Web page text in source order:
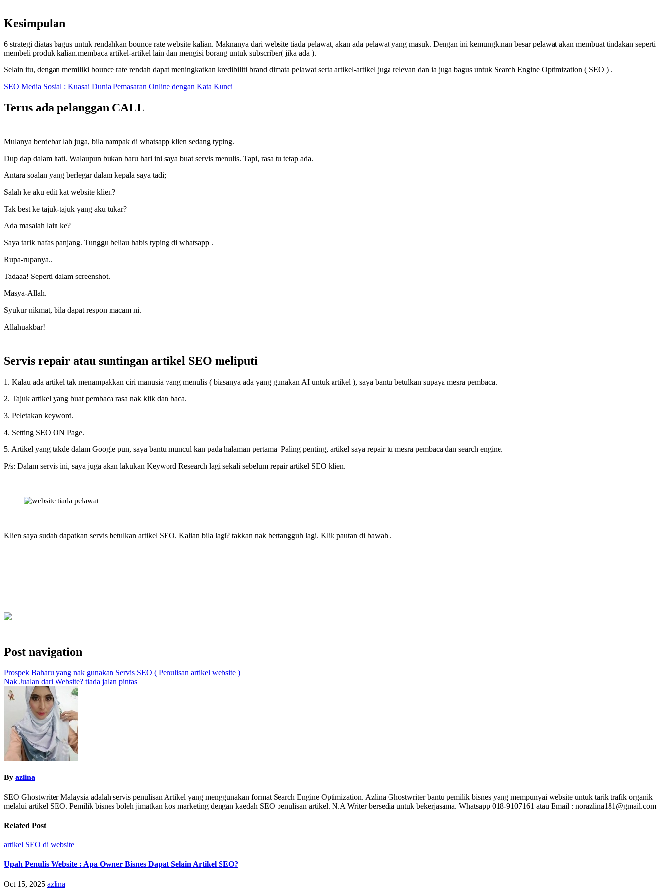
Kesimpulan
6 strategi diatas bagus untuk rendahkan bounce rate website kalian. Maknanya dari website tiada pelawat, akan ada pelawat yang masuk. Dengan ini kemungkinan besar pelawat akan membuat tindakan seperti
membeli produk kalian,membaca artikel-artikel lain dan mengisi borang untuk subscriber( jika ada ).
Selain itu, dengan memiliki bounce rate rendah dapat meningkatkan kredibiliti brand dimata pelawat serta artikel-artikel juga relevan dan ia juga bagus untuk Search Engine Optimization ( SEO ) .
SEO Media Sosial : Kuasai Dunia Pemasaran Online dengan Kata Kunci
Terus ada pelanggan CALL
Mulanya berdebar lah juga, bila nampak di whatsapp klien sedang typing.
Dup dap dalam hati. Walaupun bukan baru hari ini saya buat servis menulis. Tapi, rasa tu tetap ada.
Antara soalan yang berlegar dalam kepala saya tadi;
Salah ke aku edit kat website klien?
Tak best ke tajuk-tajuk yang aku tukar?
Ada masalah lain ke?
Saya tarik nafas panjang. Tunggu beliau habis typing di whatsapp .
Rupa-rupanya..
Tadaaa! Seperti dalam screenshot.
Masya-Allah.
Syukur nikmat, bila dapat respon macam ni.
Allahuakbar!
Servis repair atau suntingan artikel SEO meliputi
1. Kalau ada artikel tak menampakkan ciri manusia yang menulis ( biasanya ada yang gunakan AI untuk artikel ), saya bantu betulkan supaya mesra pembaca.
2. Tajuk artikel yang buat pembaca rasa nak klik dan baca.
3. Peletakan keyword.
4. Setting SEO ON Page.
5. Artikel yang takde dalam Google pun, saya bantu muncul kan pada halaman pertama. Paling penting, artikel saya repair tu mesra pembaca dan search engine.
P/s: Dalam servis ini, saya juga akan lakukan Keyword Research lagi sekali sebelum repair artikel SEO klien.
Klien saya sudah dapatkan servis betulkan artikel SEO. Kalian bila lagi? takkan nak bertangguh lagi. Klik pautan di bawah .
Post navigation
Prospek Baharu yang nak gunakan Servis SEO ( Penulisan artikel website )
Nak Jualan dari Website? tiada jalan pintas
By azlina
SEO Ghostwriter Malaysia adalah servis penulisan Artikel yang menggunakan format Search Engine Optimization. Azlina Ghostwriter bantu pemilik bisnes yang mempunyai website untuk tarik trafik organik
melalui artikel SEO. Pemilik bisnes boleh jimatkan kos marketing dengan kaedah SEO penulisan artikel. N.A Writer bersedia untuk bekerjasama. Whatsapp 018-9107161 atau Email : norazlina181@gmail.com
Related Post
artikel SEO di website
Upah Penulis Website : Apa Owner Bisnes Dapat Selain Artikel SEO?
Oct 15, 2025 azlina